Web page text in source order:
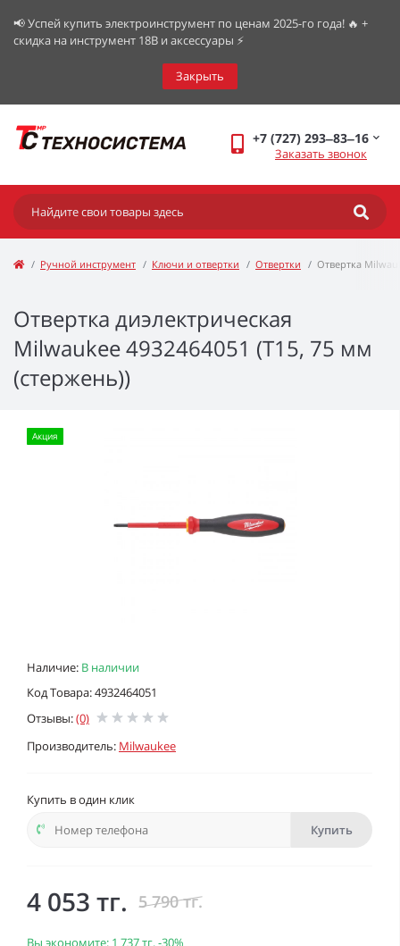
📢 Успей купить электроинструмент по ценам 2025-го года! 🔥 +
скидка на инструмент 18В и аксессуары ⚡️
Закрыть
+7 (727) 293‒83‒16
Заказать звонок
Ручной инструмент Ключи и отвертки Отвертки Отвертка
Отвертка диэлектрическая
Milwaukee 4932464051 (T15, 75 мм
(стержень))
Наличие: В наличии
Код Товара: 4932464051
Отзывы:(0)
Производитель: Milwaukee
Акция
Купить в один клик
Купить
4 053 тг. 5 790 тг.
Вы экономите: 1 737 тг.-30%